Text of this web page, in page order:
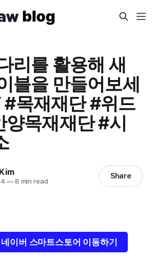
리를 활용해 새
블을 만들어보세
#목재재단 #위드
양목재재단 #시
—8 min read
Share
이버 스마트스토어 이동하기